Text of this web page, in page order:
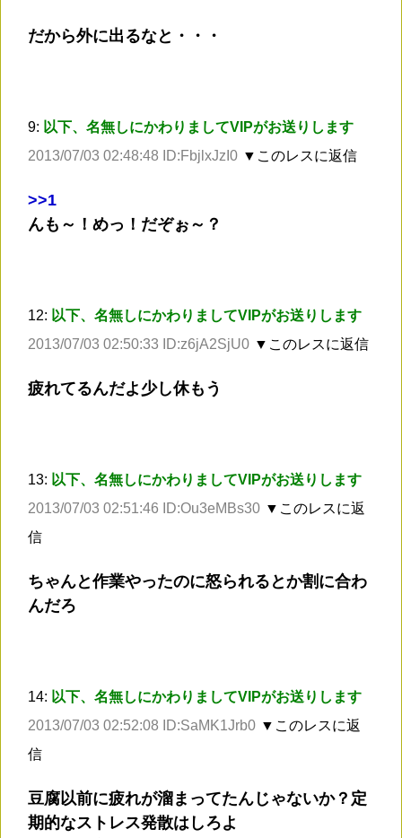
だから外に出るなと・・・
9: 以下、名無しにかわりましてVIPがお送りします
2013/07/03 02:48:48 ID:FbjlxJzI0 ▼このレスに返信
>>1
んも～！めっ！だぞぉ～？
12: 以下、名無しにかわりましてVIPがお送りします
2013/07/03 02:50:33 ID:z6jA2SjU0 ▼このレスに返信
疲れてるんだよ少し休もう
13: 以下、名無しにかわりましてVIPがお送りします
2013/07/03 02:51:46 ID:Ou3eMBs30 ▼このレスに返
信
ちゃんと作業やったのに怒られるとか割に合わ
んだろ
14: 以下、名無しにかわりましてVIPがお送りします
2013/07/03 02:52:08 ID:SaMK1Jrb0 ▼このレスに返
信
豆腐以前に疲れが溜まってたんじゃないか？定
期的なストレス発散はしろよ